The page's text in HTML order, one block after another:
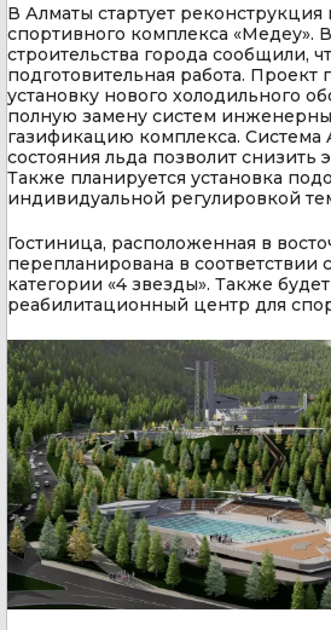
В Алматы стартует реконструкция
спортивного комплекса «Медеу».
строительства города сообщили,
подготовительная работа. Проект
установку нового холодильного
полную замену систем
газификацию комплекса. Система
состояния льда позволит снизить
Также планируется установка
индивидуальной регулировкой
Гостиница, расположенная в
перепланирована в соответствии
категории «4 звезды». Также
реабилитационный центр для